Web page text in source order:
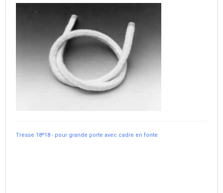
Tresse 18*18 - pour grande porte avec cadre en fonte